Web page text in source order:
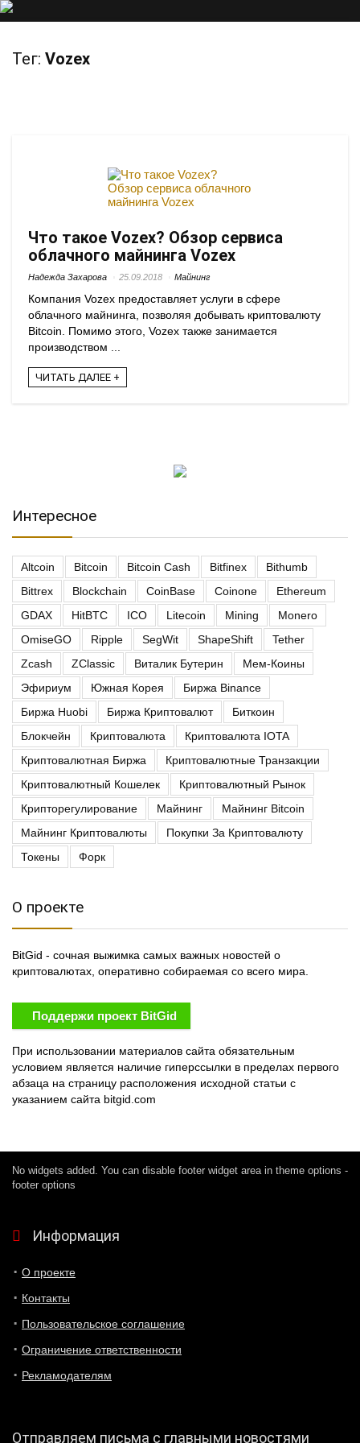
Тег: Vozex
Что такое Vozex? Обзор сервиса
облачного майнинга Vozex
Надежда Захарова 25.09.2018 Майнинг
Компания Vozex предоставляет услуги в сфере
облачного майнинга, позволяя добывать криптовалюту
Bitcoin. Помимо этого, Vozex также занимается
производством ...
ЧИТАТЬ ДАЛЕЕ +
Интересное
Altcoin Bitcoin Bitcoin Cash Bitfinex
Bithumb
Bittrex
Blockchain CoinBase Coinone
Ethereum
GDAX
HitBTC ICO Litecoin Mining
Monero
OmiseGO
Ripple SegWit ShapeShift
Tether
Zcash
ZClassic Виталик Бутерин
Мем-Коины
Эфириум
Южная Корея
Биржа Binance
Биржа Huobi
Биржа Криптовалют
Биткоин
Блокчейн
Криптовалюта
Криптовалюта IOTA
Криптовалютная Биржа
Криптовалютные Транзакции
Криптовалютный Кошелек
Криптовалютный Рынок
Крипторегулирование
Майнинг
Майнинг Bitcoin
Майнинг Криптовалюты
Покупки За Криптовалюту
Токены
Форк
О проекте
BitGid - сочная выжимка самых важных новостей о
криптовалютах, оперативно собираемая со всего мира.
Поддержи проект BitGid
При использовании материалов сайта обязательным
условием является наличие гиперссылки в пределах первого
абзаца на страницу расположения исходной статьи с
указанием сайта bitgid.com
No widgets added. You can disable footer widget area in theme options -
footer options
Информация
О проекте
Контакты
Пользовательское соглашение
Ограничение ответственности
Рекламодателям
Отправляем письма с главными новостями